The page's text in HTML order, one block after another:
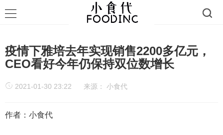
疫情下雅培去年实现销售2200多亿元，
CEO看好今年仍保持双位数增长
2021-01-30 23:22 来源： 小食代
作者：小食代